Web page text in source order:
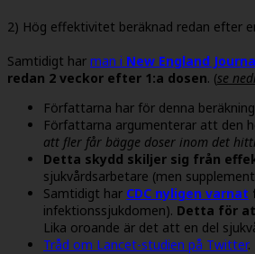
2) Hög effektivitet beräknad redan efter
Samtidigt har man i New England
redan 2 veckor efter 1:a dosen. (se
Författarna har för denna
Författarna argumenterar att den
att fler får bägge doser inom det
Detta skydd skiljer sig från
sjukvårdsarbetare (men
Samtidigt har CDC nyligen varnat
infektionssjukdomen). Detta för
Lika oroande är det att en del
Tråd om Lancet-studien på Twitter.